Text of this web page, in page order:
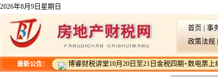
2026年8月9日星期日
首页
事
政策法规
最新公告： 博睿财税讲堂10月20日至21日金税四期+数电票